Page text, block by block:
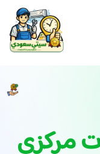
مركزي